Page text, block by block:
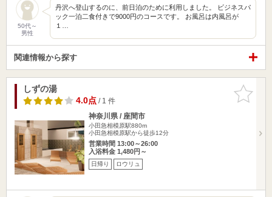
50代～
男性
丹沢へ登山するのに、前日泊のために利用しました。 ビジネスパ
ック一泊二食付きで9000円のコースです。 お風呂は内風呂が
１…
関連情報から探す
お気に入
りに追加
しずの湯
4.0点/ 1 件
神奈川県 / 座間市
小田急相模原駅880m
小田急相模原駅から徒歩12分
営業時間 13:00～26:00
入浴料金 1,480円～
日帰り ロウリュ